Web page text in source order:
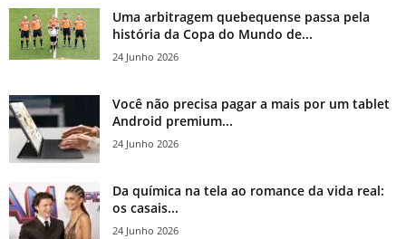
Uma arbitragem quebequense passa pela
história da Copa do Mundo de...
24 Junho 2026
Você não precisa pagar a mais por um tablet
Android premium...
24 Junho 2026
Da química na tela ao romance da vida real:
os casais...
24 Junho 2026